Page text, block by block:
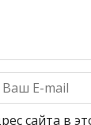
сайта в